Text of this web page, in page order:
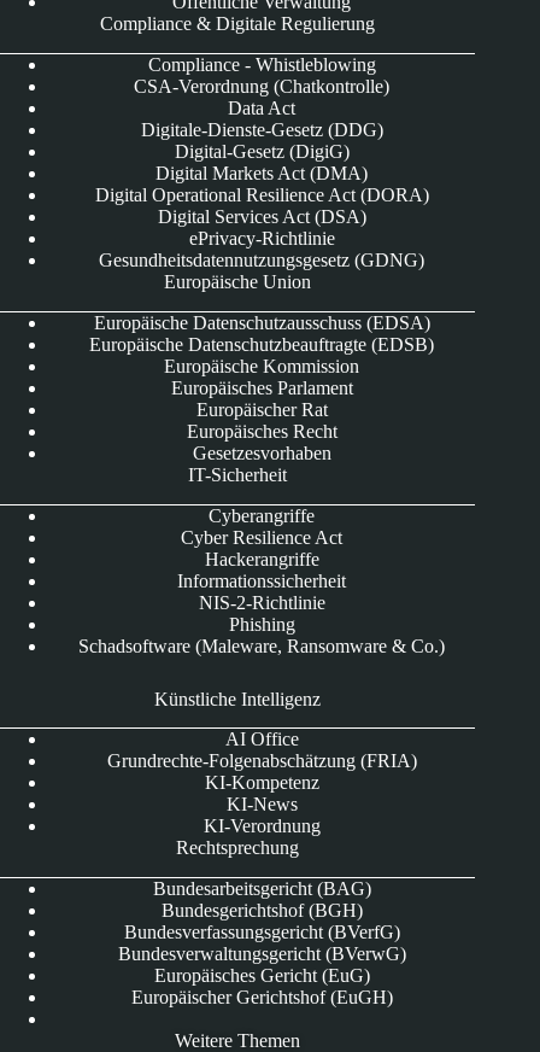
Compliance & Digitale Regulierung
Compliance - Whistleblowing
CSA-Verordnung (Chatkontrolle)
Data Act
Digitale-Dienste-Gesetz (DDG)
Digital-Gesetz (DigiG)
Digital Markets Act (DMA)
Digital Operational Resilience Act (DORA)
Digital Services Act (DSA)
ePrivacy-Richtlinie
Gesundheitsdatennutzungsgesetz (GDNG)
Europäische Union
Europäische Datenschutzausschuss (EDSA)
Europäische Datenschutzbeauftragte (EDSB)
Europäische Kommission
Europäisches Parlament
Europäischer Rat
Europäisches Recht
Gesetzesvorhaben
IT-Sicherheit
Cyberangriffe
Cyber Resilience Act
Hackerangriffe
Informationssicherheit
NIS-2-Richtlinie
Phishing
Schadsoftware (Maleware, Ransomware & Co.)
Künstliche Intelligenz
AI Office
Grundrechte-Folgenabschätzung (FRIA)
KI-Kompetenz
KI-News
KI-Verordnung
Rechtsprechung
Bundesarbeitsgericht (BAG)
Bundesgerichtshof (BGH)
Bundesverfassungsgericht (BVerfG)
Bundesverwaltungsgericht (BVerwG)
Europäisches Gericht (EuG)
Europäischer Gerichtshof (EuGH)
Weitere Themen